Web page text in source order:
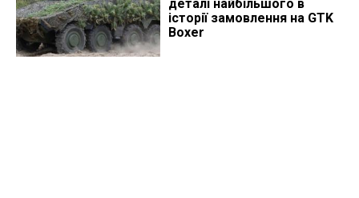
деталі найбільшого в
історії замовлення на GTK
Boxer